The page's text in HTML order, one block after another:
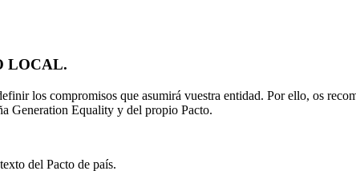
LOCAL.
los compromisos que asumirá vuestra entidad. Por ello, os
Generation Equality y del propio Pacto.
del Pacto de país.